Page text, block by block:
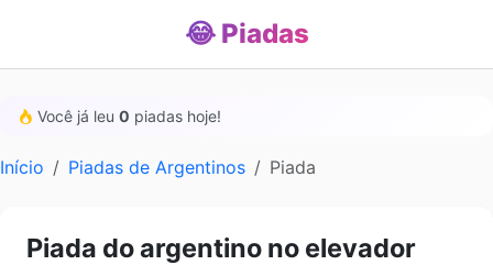
😂 Piadas
Você já leu 0 piadas hoje!
Início Piadas de Argentinos Piada
Piada do argentino no elevador